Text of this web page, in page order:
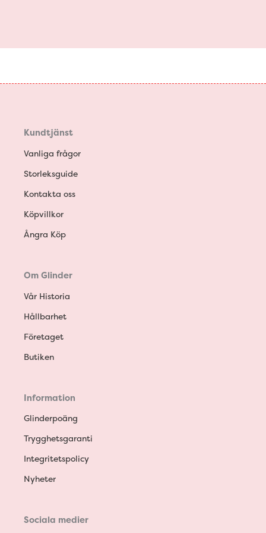
Kundtjänst
Vanliga frågor
Storleksguide
Kontakta oss
Köpvillkor
Ångra Köp
Om Glinder
Vår Historia
Hållbarhet
Företaget
Butiken
Information
Glinderpoäng
Trygghetsgaranti
Integritetspolicy
Nyheter
Sociala medier